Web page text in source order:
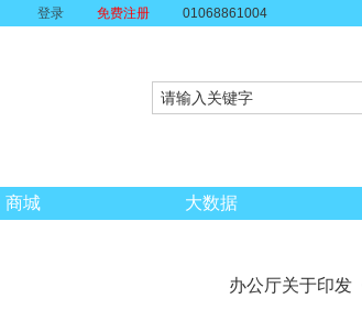
登录 免费注册 01068861004
商城 大数据
办公厅关于印发